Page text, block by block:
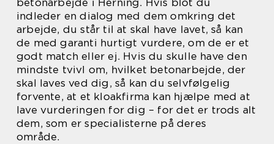
betonarbejde i Herning. Hvis blot du
indleder en dialog med dem omkring det
arbejde, du står til at skal have lavet, så kan
de med garanti hurtigt vurdere, om de er et
godt match eller ej. Hvis du skulle have den
mindste tvivl om, hvilket betonarbejde, der
skal laves ved dig, så kan du selvfølgelig
forvente, at et kloakfirma kan hjælpe med at
lave vurderingen for dig – for det er trods alt
dem, som er specialisterne på deres
område.